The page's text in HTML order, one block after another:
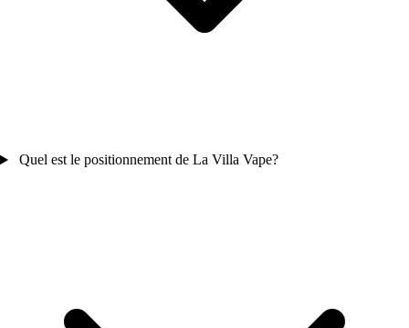
Quel est le positionnement de La Villa Vape?